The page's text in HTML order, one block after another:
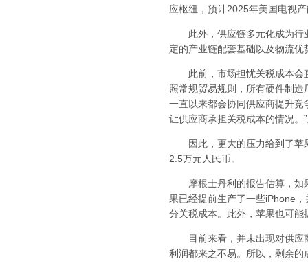
应枢纽，预计2025年美国电视
此外，供应链多元化成为行
定的产业链配套基础以及物流
此前，市场担忧关税成本会直
照常规贸易规则，所有硬件制
一直以来都会协同供应商提升
让供应商承担关税成本的情况。
因此，更大的压力给到了苹
2.5万元人民币。
摩根士丹利的报告估算，如果
果已经提前生产了一些iPhone
分关税成本。此外，苹果也可能
目前来看，并未出现对供应
利润都来之不易。所以，剩余